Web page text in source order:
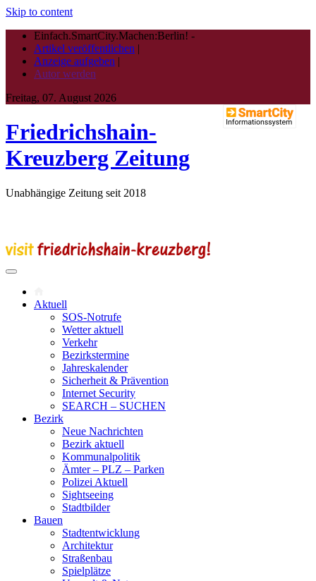
Skip to content
Einfach.SmartCity.Machen:Berlin! -
Artikel veröffentlichen |
Anzeige aufgeben |
Autor werden
Freitag, 07. August 2026
Friedrichshain-
Kreuzberg Zeitung
Unabhängige Zeitung seit 2018
Aktuell
SOS-Notrufe
Wetter aktuell
Verkehr
Bezirkstermine
Jahreskalender
Sicherheit & Prävention
Internet Security
SEARCH – SUCHEN
Bezirk
Neue Nachrichten
Bezirk aktuell
Kommunalpolitik
Ämter – PLZ – Parken
Polizei Aktuell
Sightseeing
Stadtbilder
Bauen
Stadtentwicklung
Architektur
Straßenbau
Spielplätze